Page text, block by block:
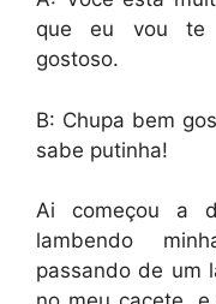
que eu vou te
gostoso.
B: Chupa bem
sabe putinha!
Ai começou a
lambendo
passando de um